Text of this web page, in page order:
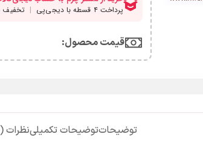
قیمت محصول:​
توضیحاتتوضیحات تکمیلینظرات (4)